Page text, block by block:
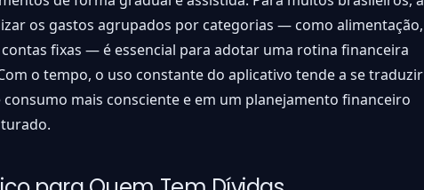
os gastos agrupados por categorias — como alimentação,
fixas — é essencial para adotar uma rotina financeira
o tempo, o uso constante do aplicativo tende a se traduzir
mais consciente e em um planejamento financeiro